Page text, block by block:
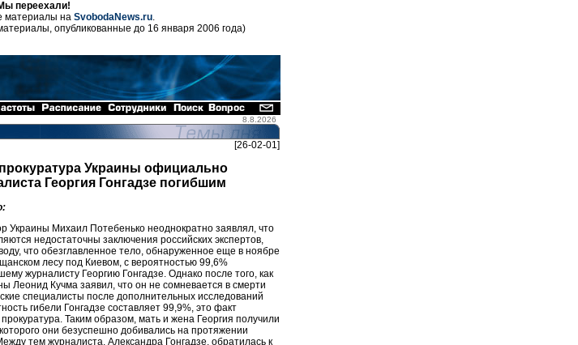
переехали!
материалы на SvobodaNews.ru.
опубликованные до 16 января 2006 года)
8.8.2026
[26-02-01]
Украины официально
Георгия Гонгадзе погибшим
Украины Михаил Потебенько неоднократно заявлял, что
недостаточны заключения российских экспертов,
что обезглавленное тело, обнаруженное еще в ноябре
лесу под Киевом, с вероятностью 99,6%
журналисту Георгию Гонгадзе. Однако после того, как
Леонид Кучма заявил, что он не сомневается в смерти
специалисты после дополнительных исследований
гибели Гонгадзе составляет 99,9%, это факт
Таким образом, мать и жена Георгия получили
они безуспешно добивались на протяжении
тем журналиста, Александра Гонгадзе, обратилась к